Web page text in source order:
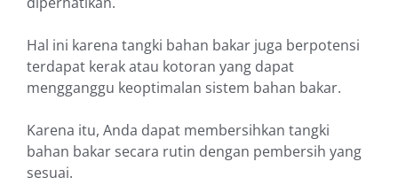
Hal ini karena tangki bahan bakar juga berpotensi
terdapat kerak atau kotoran yang dapat
mengganggu keoptimalan sistem bahan bakar.
Karena itu, Anda dapat membersihkan tangki
bahan bakar secara rutin dengan pembersih yang
sesuai.